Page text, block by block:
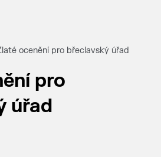
ocenění pro břeclavský úřad
pro
úřad